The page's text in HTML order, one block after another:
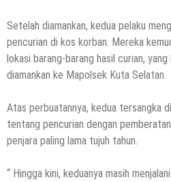
Setelah diamankan, kedua pelaku
pencurian di kos korban. Mereka
lokasi barang-barang hasil curian,
diamankan ke Mapolsek Kuta Selatan.
Atas perbuatannya, kedua tersangka
tentang pencurian dengan
penjara paling lama tujuh tahun.
“ Hingga kini, keduanya masih